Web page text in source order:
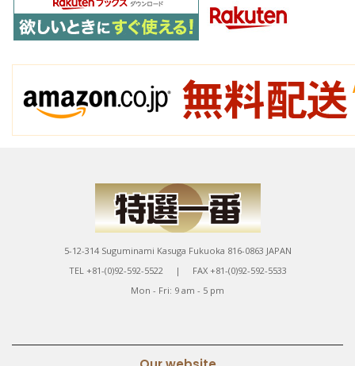
5-12-314 Suguminami Kasuga Fukuoka 816-0863 JAPAN
TEL +81-(0)92-592-5522 | FAX +81-(0)92-592-5533
Mon - Fri: 9 am - 5 pm